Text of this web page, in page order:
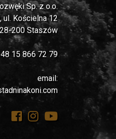
Sp. z o.o.
ul. Kościelna 12
28-200 Staszów
15 866 72 79
email: